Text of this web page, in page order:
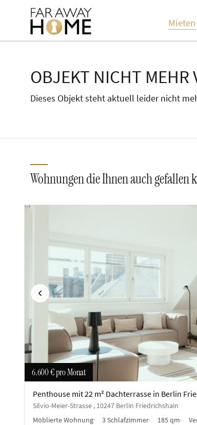
Mieten
OBJEKT NICHT MEHR
Dieses Objekt steht aktuell leider nicht
Wohnungen die Ihnen auch gefallen
Vorherige
6.600 €pro Monat
Penthouse mit 22 m² Dachterrasse in Berlin
Silvio-Meier-Strasse , 10247 Berlin Friedrichshain
Möblierte Wohnung
3 Schlafzimmer 185 qm